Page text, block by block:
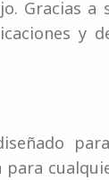
Gracias a
y